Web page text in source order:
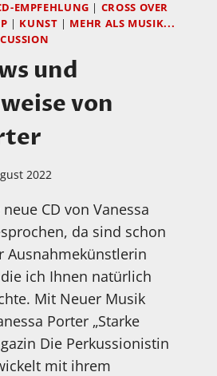
EMPFEHLUNG | CROSS OVER
| KUNST | MEHR ALS MUSIK...
und
von
2022
CD von Vanessa
da sind schon
Ausnahmekünstlerin
ich Ihnen natürlich
Mit Neuer Musik
Porter „Starke
Die Perkussionistin
mit ihrem